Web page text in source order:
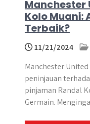
Manchester
Kolo Muani:
Terbaik?
11/21/2024
Manchester
peninjauan
pinjaman Randal
Germain.